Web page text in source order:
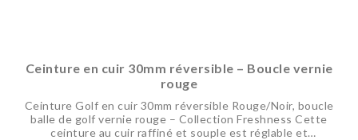
Ceinture en cuir 30mm réversible – Boucle vernie
rouge
Ceinture Golf en cuir 30mm réversible Rouge/Noir, boucle
balle de golf vernie rouge – Collection Freshness Cette
ceinture au cuir raffiné et souple est réglable et